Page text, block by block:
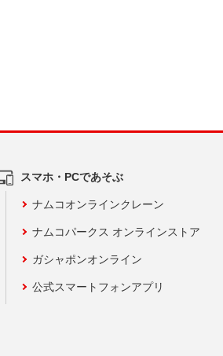
スマホ・PCであそぶ
ナムコオンラインクレーン
ナムコパークス オンラインストア
ガシャポンオンライン
公式スマートフォンアプリ